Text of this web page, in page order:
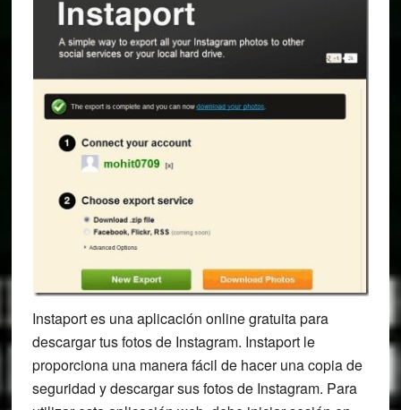
Instaport es una aplicación online gratuita para
descargar tus fotos de Instagram. Instaport le
proporciona una manera fácil de hacer una copia de
seguridad y descargar sus fotos de Instagram. Para